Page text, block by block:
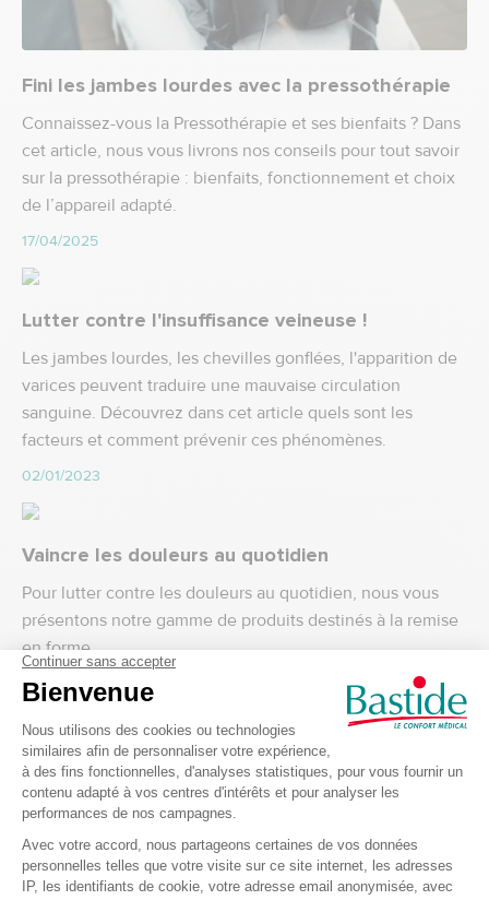
Fini les jambes lourdes avec la pressothérapie
Connaissez-vous la Pressothérapie et ses bienfaits ? Dans
cet article, nous vous livrons nos conseils pour tout savoir
sur la pressothérapie : bienfaits, fonctionnement et choix
de l’appareil adapté.
17/04/2025
Lutter contre l'insuffisance veineuse !
Les jambes lourdes, les chevilles gonflées, l'apparition de
varices peuvent traduire une mauvaise circulation
sanguine. Découvrez dans cet article quels sont les
facteurs et comment prévenir ces phénomènes.
02/01/2023
Vaincre les douleurs au quotidien
Pour lutter contre les douleurs au quotidien, nous vous
présentons notre gamme de produits destinés à la remise
en forme.
27/04/2021
Sciatique et lumbago
Les douleurs dans le bas du dos touchent un pourcentage
élevé de la population.
22/04/2021